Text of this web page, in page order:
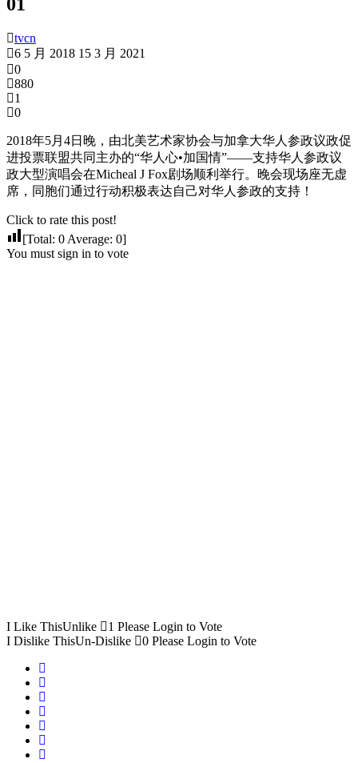
01
tvcn
6 5 月 2018 15 3 月 2021
0
880
1
0
2018年5月4日晚，由北美艺术家协会与加拿大华人参政议政促
进投票联盟共同主办的“华人心•加国情”——支持华人参政议
政大型演唱会在Micheal J Fox剧场顺利举行。晚会现场座无虚
席，同胞们通过行动积极表达自己对华人参政的支持！
Click to rate this post!
[Total: 0 Average: 0]
You must sign in to vote
I Like ThisUnlike 1 Please Login to Vote
I Dislike ThisUn-Dislike 0 Please Login to Vote